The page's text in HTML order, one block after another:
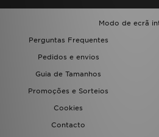
Modo de ecrã
Perguntas Frequentes
Pedidos e envios
Guia de Tamanhos
Promoções e Sorteios
Cookies
Contacto